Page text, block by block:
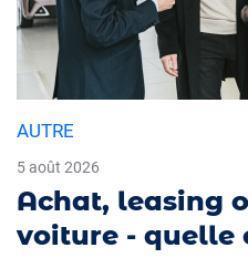
AUTRE
5 août 2026
Achat, leasing
voiture - quelle